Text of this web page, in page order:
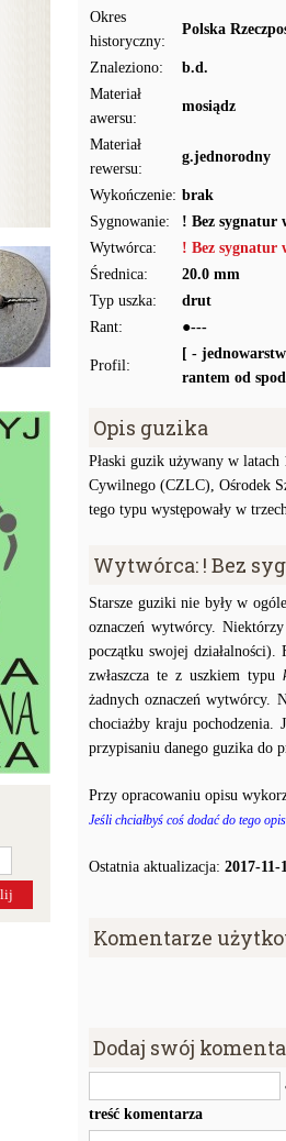
Okres
historyczny:
Polska
Znaleziono:
b.d.
Materiał
awersu:
mosiądz
Materiał
rewersu:
g.jednorodny
Wykończenie: brak
Sygnowanie:
! Bez sygnatur
Wytwórca:
! Bez sygnatur
Średnica:
20.0 mm
Typ uszka:
drut
Rant:
●---
Profil:
[ -
rantem od
Opis guzika
Płaski guzik używany w
Cywilnego (CZLC), Ośrodek
tego typu występowały w
Wytwórca: ! Bez
Starsze guziki nie były w
oznaczeń wytwórcy.
początku swojej
zwłaszcza te z uszkiem typu
żadnych oznaczeń wytwórcy.
chociażby kraju pochodzenia.
przypisaniu danego guzika do
Przy opracowaniu opisu
Jeśli chciałbyś coś dodać do tego
Ostatnia aktualizacja: 2017-11-
Komentarze
Dodaj swój
treść komentarza